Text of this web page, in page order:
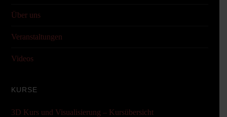
Über uns
Veranstaltungen
Videos
KURSE
3D Kurs und Visualisierung – Kursübersicht